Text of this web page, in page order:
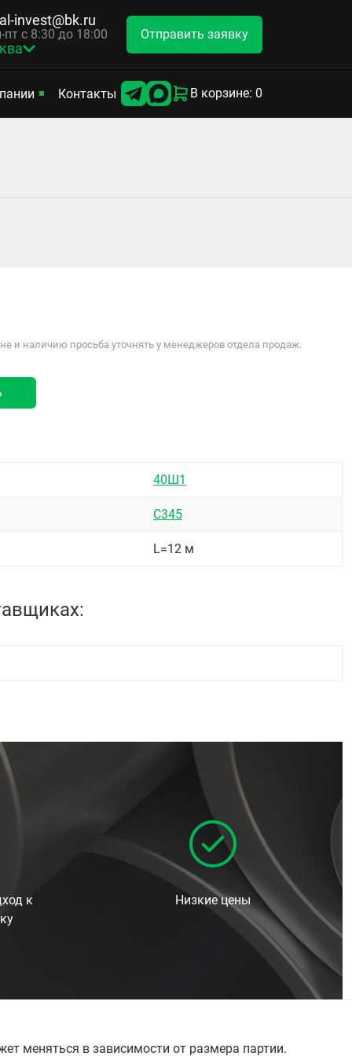
invest@bk.ru
пт с 8:30 до 18:00 Отправить заявку
Контакты В корзине: 0
и наличию просьба уточнять у менеджеров отдела продаж.
40Ш1
С345
L=12 м
к
Низкие цены
меняться в зависимости от размера партии.